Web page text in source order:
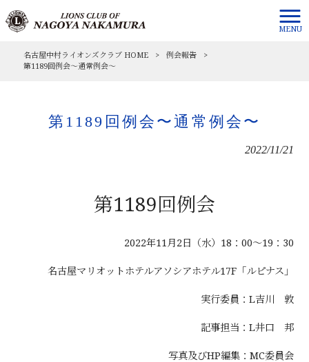
MENU
名古屋中村ライオンズクラブ HOME > 例会報告
>
第1189回例会〜通常例会〜
第1189回例会〜通常例会〜
2022/11/21
第1189回例会
2022年11月2日（水）18：00～19：30
名古屋マリオットホテルアソシアホテル17F「ルピナス」
実行委員：L吉川 敦
記事担当：L井口 邦
写真及びHP編集：MC委員会